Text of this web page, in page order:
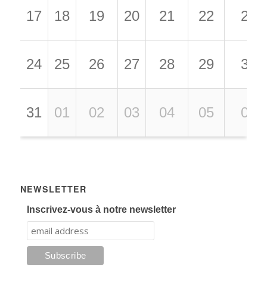
17 18 19 20 21 22 23
24 25 26 27 28 29 30
31 01 02 03 04 05 06
NEWSLETTER
Inscrivez-vous à notre newsletter